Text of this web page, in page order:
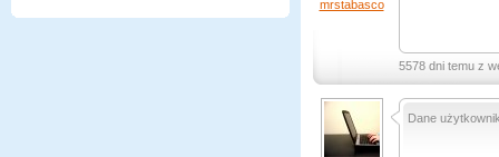
mrstabasco
5578 dni temu z
Dane